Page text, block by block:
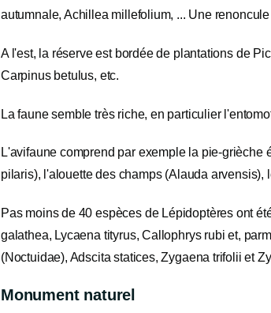
autumnale, Achillea millefolium, ... Une
A l'est, la réserve est bordée de plantations de
Carpinus betulus, etc.
La faune semble très riche, en particulier
L'avifaune comprend par exemple la pie-
pilaris), l'alouette des champs (Alauda arvensis),
Pas moins de 40 espèces de Lépidoptères ont
galathea, Lycaena tityrus, Callophrys rubi et,
(Noctuidae), Adscita statices, Zygaena trifolii et
Monument naturel